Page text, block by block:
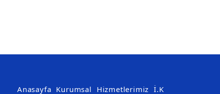
Anasayfa Kurumsal Hizmetlerimiz İ.K